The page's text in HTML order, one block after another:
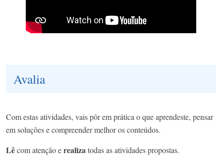
Avalia
Com estas atividades, vais pôr em prática o que aprendeste, pensar
em soluções e compreender melhor os conteúdos.
Lêcom atenção erealizatodas as atividades propostas.